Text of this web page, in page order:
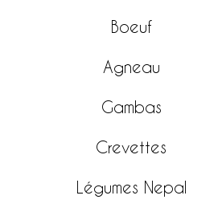
Boeuf
Agneau
Gambas
Crevettes
Légumes Nepal